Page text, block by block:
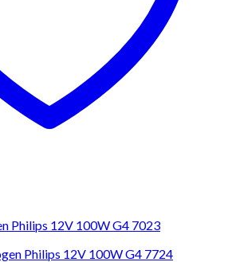
Philips 12V 100W G4 7023